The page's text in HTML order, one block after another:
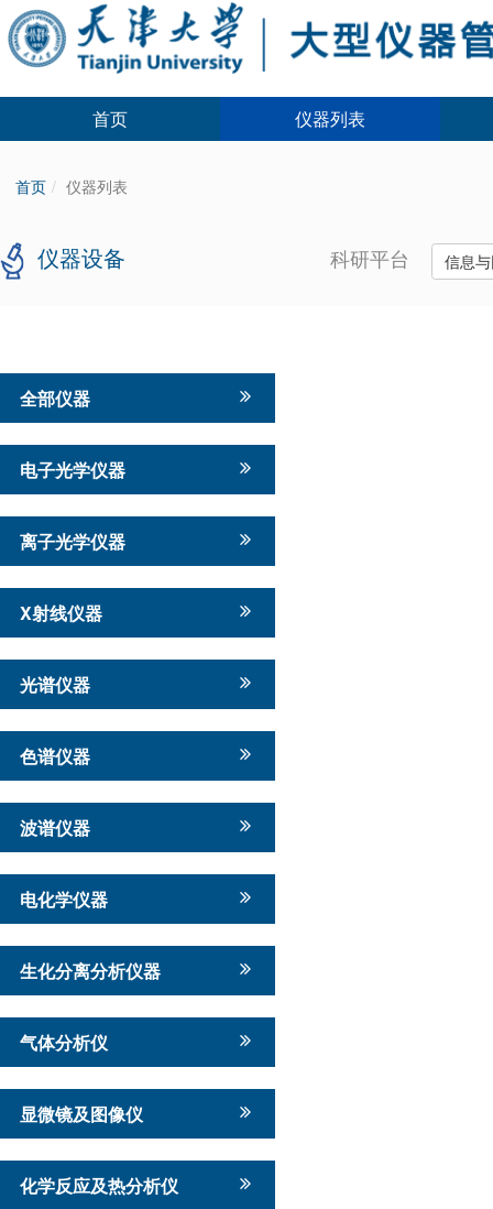
首页 仪器列表
首页 仪器列表
仪器设备 科研平台 信息
全部仪器
电子光学仪器
离子光学仪器
X射线仪器
光谱仪器
色谱仪器
波谱仪器
电化学仪器
生化分离分析仪器
气体分析仪
显微镜及图像仪
化学反应及热分析仪